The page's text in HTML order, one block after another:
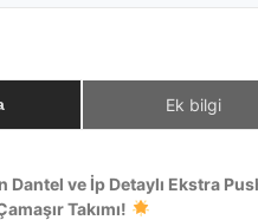
Ek bilgi
Dantel ve İp Detaylı Ekstra
Takımı!